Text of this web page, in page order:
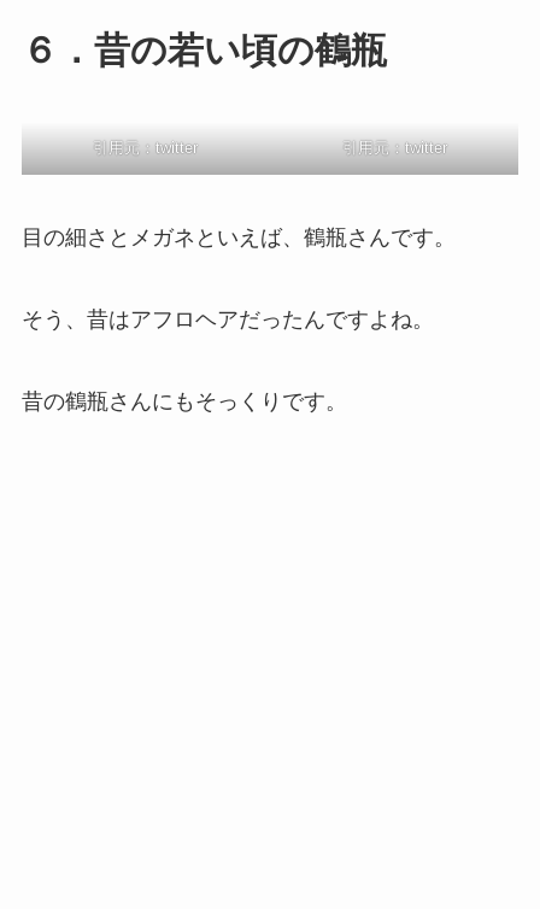
６．昔の若い頃の鶴瓶
引用元：twitter 引用元：twitter
目の細さとメガネといえば、鶴瓶さんです。
そう、昔はアフロヘアだったんですよね。
昔の鶴瓶さんにもそっくりです。